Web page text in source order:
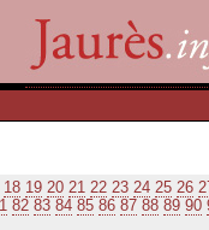
18 19 20 21 22 23 24 25 26
82 83 84 85 86 87 88 89 90